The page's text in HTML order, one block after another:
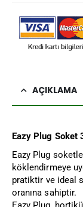
AÇIKLAMA
Eazy Plug Soket
Eazy Plug
köklendirmeye
pratiktir ve ideal
oranına sahiptir.